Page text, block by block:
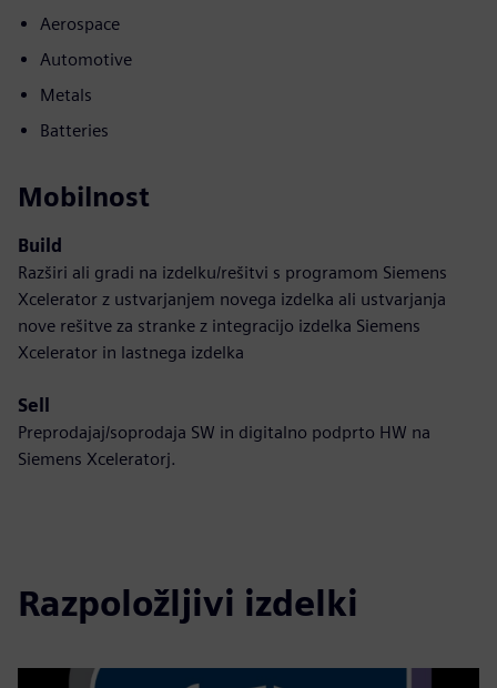
Aerospace
Automotive
Metals
Batteries
Mobilnost
Build
Razširi ali gradi na izdelku/rešitvi s programom Siemens
Xcelerator z ustvarjanjem novega izdelka ali ustvarjanja
nove rešitve za stranke z integracijo izdelka Siemens
Xcelerator in lastnega izdelka
Sell
Preprodajaj/soprodaja SW in digitalno podprto HW na
Siemens Xceleratorj.
Razpoložljivi izdelki